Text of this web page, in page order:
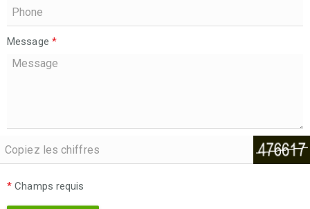
Message *
* Champs requis